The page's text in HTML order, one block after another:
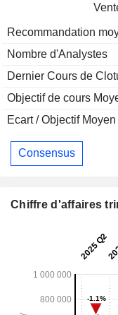
Recommandation
Nombre d'Analystes
Dernier Cours de
Objectif de cours
Ecart / Objectif Moyen
Consensus
Chiffre d'affaires